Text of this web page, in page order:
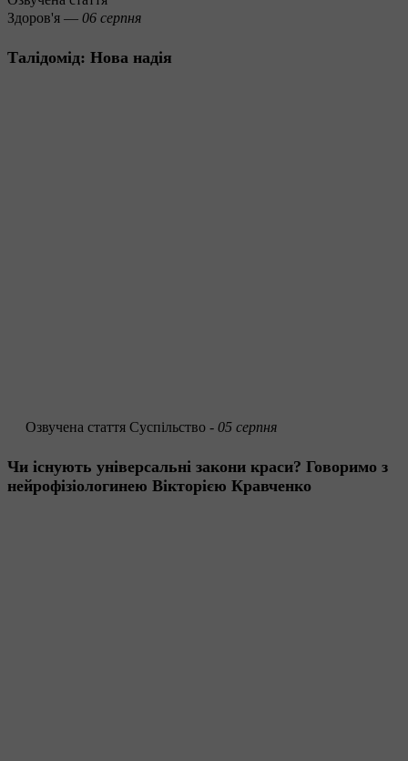
Здоров'я — 06 серпня
Талідомід: Нова надія
Озвучена стаття Суспільство - 05 серпня
Чи існують універсальні закони краси? Говоримо з
нейрофізіологинею Вікторією Кравченко